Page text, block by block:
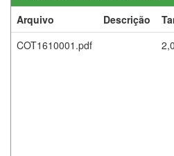
Arquivo
Descrição
COT1610001.pdf